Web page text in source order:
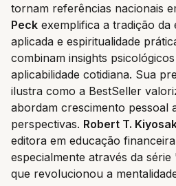
tornam referências nacionais
Peck exemplifica a tradição da
aplicada e espiritualidade
combinam insights
aplicabilidade cotidiana. Sua
ilustra como a BestSeller
abordam crescimento pessoal
perspectivas. Robert T.
editora em educação
especialmente através da
que revolucionou a